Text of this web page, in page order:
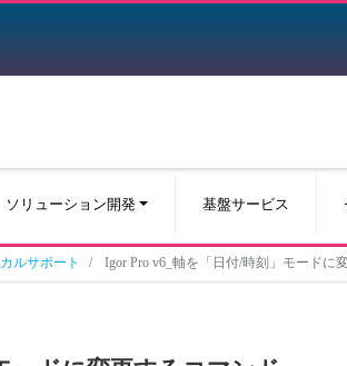
ソリューション開発 基盤サービス
ルサポート Igor Pro v6_軸を「日付/時刻」モードに